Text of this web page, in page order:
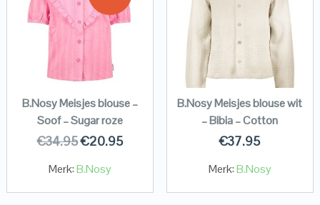
B.Nosy Meisjes blouse –
Soof – Sugar roze
€34.95€20.95
Merk:B.Nosy
B.Nosy Meisjes blouse wit
– Bibia – Cotton
€37.95
Merk:B.Nosy